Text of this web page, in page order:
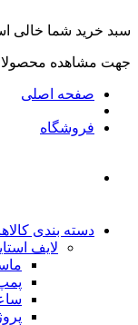
سبد خرید شما خالی
جهت مشاهده
صفحه اصلی
فروشگاه
دسته بندی
لایف